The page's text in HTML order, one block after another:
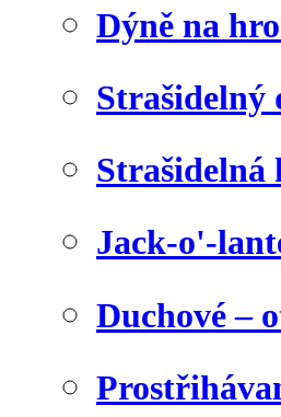
Dýně na
Strašidelný
Strašidelná
Jack-o'-
Duchové –